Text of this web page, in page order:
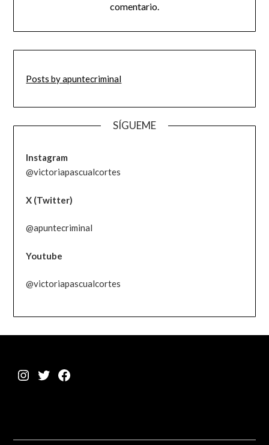
comentario.
Posts by apuntecriminal
SÍGUEME
Instagram
@victoriapascualcortes
X (Twitter)
@apuntecriminal
Youtube
@victoriapascualcortes
Instagram
TwitterFacebook